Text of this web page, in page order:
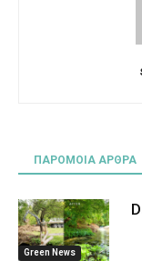
ΠΑΡΟΜΟΙΑ ΑΡΘΡΑ
Green News